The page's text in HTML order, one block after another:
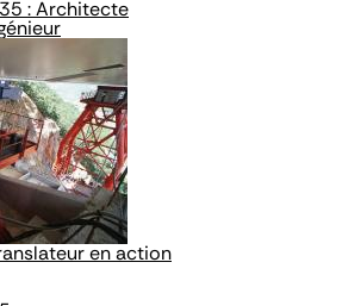
: Architecte
en action